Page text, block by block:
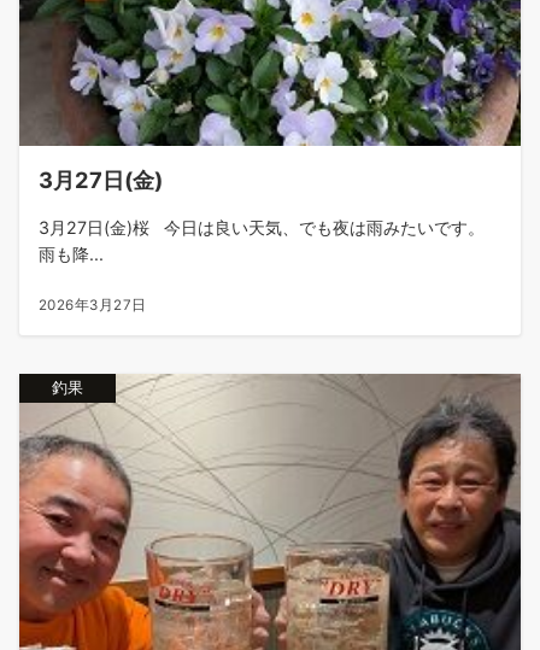
3月27日(金)
3月27日(金)桜 今日は良い天気、でも夜は雨みたいです。
雨も降...
2026年3月27日
釣果